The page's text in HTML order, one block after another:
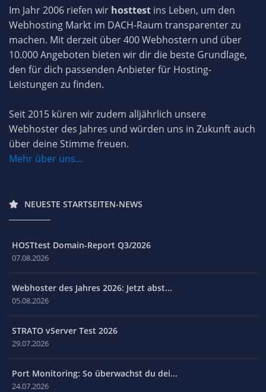
Im Jahr 2006 riefen wir hosttest ins Leben, um den
Webhosting Markt im DACH-Raum transparenter zu
machen. Mit derzeit über 400 Webhostern und über
10.000 Angeboten bieten wir dir die beste Grundlage,
den für dich passenden Anbieter für Hosting-
Leistungen zu finden.
Seit 2015 küren wir zudem alljährlich unsere
Webhoster des Jahres und würden uns in Zukunft auch
über deine Stimme freuen.
Mehr über uns...
NEUESTE STARTSEITEN-NEWS
HOSTtest Domain-Report Q3/2026
07.08.2026
Webhoster des Jahres 2026: Jetzt abst...
05.08.2026
STRATO vServer Test 2026
29.07.2026
Port Monitoring: So überwachst du dei...
24.07.2026